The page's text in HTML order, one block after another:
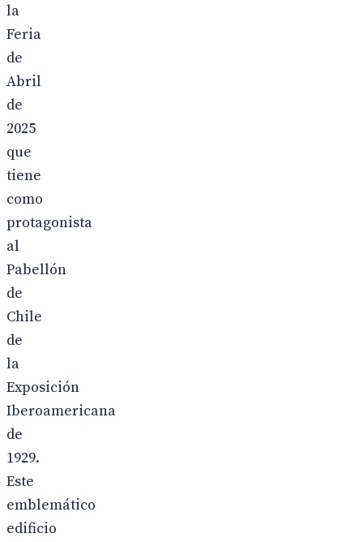
la
Feria
de
Abril
de
2025
que
tiene
como
protagonista
al
Pabellón
de
Chile
de
la
Exposición
Iberoamericana
de
1929.
Este
emblemático
edificio